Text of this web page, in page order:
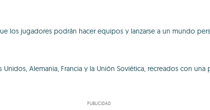
los jugadores podrán hacer equipos y lanzarse a un mundo
Alemania, Francia y la Unión Soviética, recreados con
PUBLICIDAD